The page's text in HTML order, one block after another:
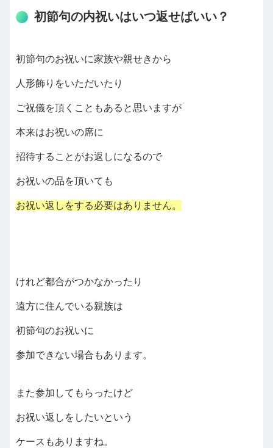
初節句の内祝いはいつ返せばいい？
初節句のお祝いに家族や親せきから
人形飾りをいただいたり
ご祝儀を頂くこともあると思いますが
本来はお祝いの席に
招待することがお返しになるので
お祝いの品を頂いても
お祝い返しをする必要はありません。
けれど都合がつかなかったり
遠方に住んでいる親族は
初節句のお祝いに
参加できない場合もあります。
また参加してもらったけど
お祝い返しをしたいという
ケースもありますね。